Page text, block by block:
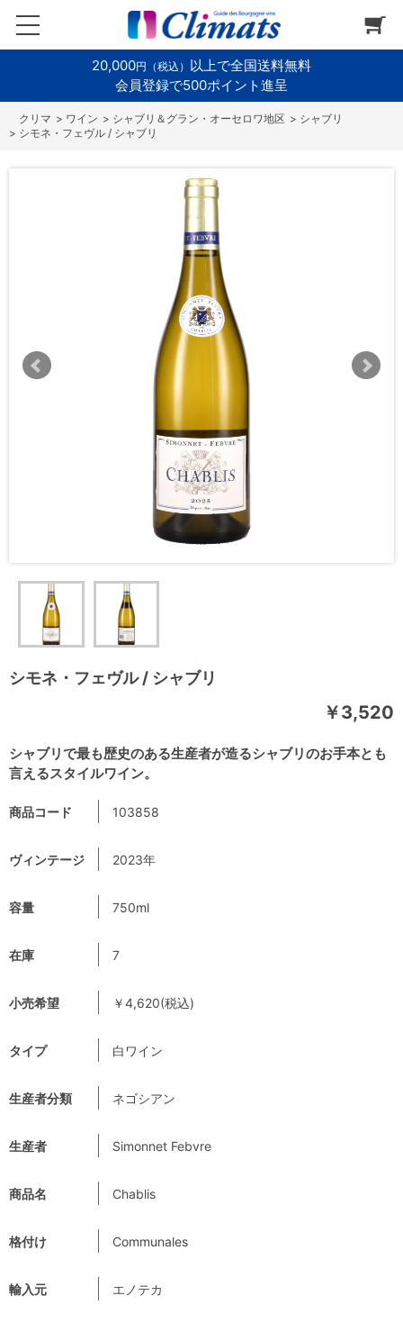
20,000円（税込） 以上で全国送料無料
会員登録で500ポイント進呈
> ワイン > シャブリ＆グラン・オーセロワ地区 > シャブリ
> シモネ・フェヴル / シャブリ
シモネ・フェヴル / シャブリ
シャブリで最も歴史のある生産者が造るシャブリのお手本とも
言えるスタイルワイン。
￥3,520
商品コード 103858
ヴィンテージ 2023年
容量 750ml
在庫 7
小売希望 ￥4,620(税込)
タイプ 白ワイン
生産者分類 ネゴシアン
生産者 Simonnet Febvre
商品名 Chablis
格付け Communales
輸入元 エノテカ